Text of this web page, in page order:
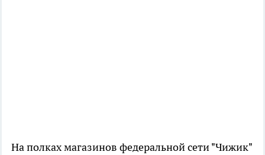
На полках магазинов федеральной сети "Чижик"